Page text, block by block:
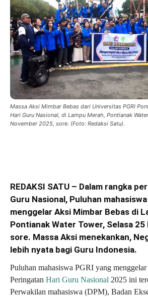
Massa Aksi Mimbar Bebas dari Universitas PGRI
Hari Guru Nasional, di Lampu Merah, Pontianak
November 2025, sore. (Foto: Redaksi Satu).
REDAKSI SATU – Dalam rangka
Guru Nasional, Puluhan mahasiswa
menggelar Aksi Mimbar Bebas di
Pontianak Water Tower, Selasa
sore. Massa Aksi menekankan,
lebih nyata bagi Guru Indonesia.
Puluhan mahasiswa PGRI yang
Peringatan Hari Guru Nasional 2025 ini
Perwakilan mahasiswa (DPM), Badan